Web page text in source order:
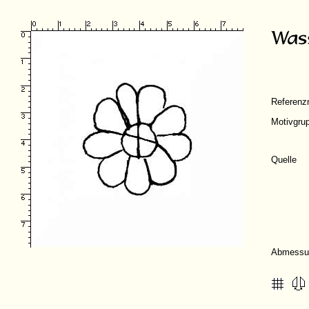
Quelle